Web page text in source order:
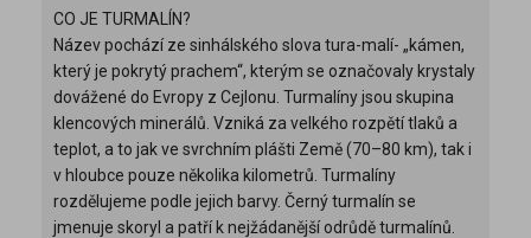
CO JE TURMALÍN?
Název pochází ze sinhálského slova tura-malí- „kámen,
který je pokrytý prachem“, kterým se označovaly krystaly
dovážené do Evropy z Cejlonu. Turmalíny jsou skupina
klencových minerálů. Vzniká za velkého rozpětí tlaků a
teplot, a to jak ve svrchním plášti Země (70–80 km), tak i
v hloubce pouze několika kilometrů. Turmalíny
rozdělujeme podle jejich barvy. Černý turmalín se
jmenuje skoryl a patří k nejžádanější odrůdě turmalínů.